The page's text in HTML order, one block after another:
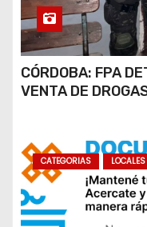
CÓRDOBA: FPA
VENTA DE
CATEGORIAS LOCALES